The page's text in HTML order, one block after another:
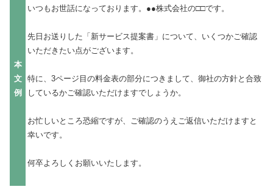
本
文
例
いつもお世話になっております。●●株式会社の□□です。
先日お送りした「新サービス提案書」について、いくつかご確認
いただきたい点がございます。
特に、3ページ目の料金表の部分につきまして、御社の方針と合致
しているかご確認いただけますでしょうか。
お忙しいところ恐縮ですが、ご確認のうえご返信いただけますと
幸いです。
何卒よろしくお願いいたします。